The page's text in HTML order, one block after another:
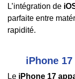
L’intégration de
parfaite entre
rapidité.
iPhone
Le iPhone 17